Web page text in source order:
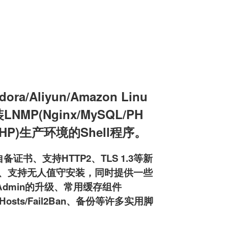
Aliyun/Amazon Linu
MySQL/PH
生产环境的Shell程序。
证书、支持HTTP2、TLS 1.3等新
支持无人值守安装，同时提供一些
的升级、常用缓存组件
Fail2Ban、备份等许多实用脚